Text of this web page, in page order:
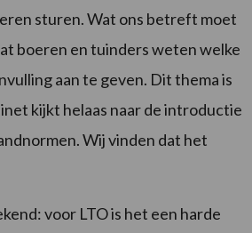
sturen. Wat ons betreft moet
boeren en tuinders weten welke
aan te geven. Dit thema is
kijkt helaas naar de introductie
Wij vinden dat het
voor LTO is het een harde